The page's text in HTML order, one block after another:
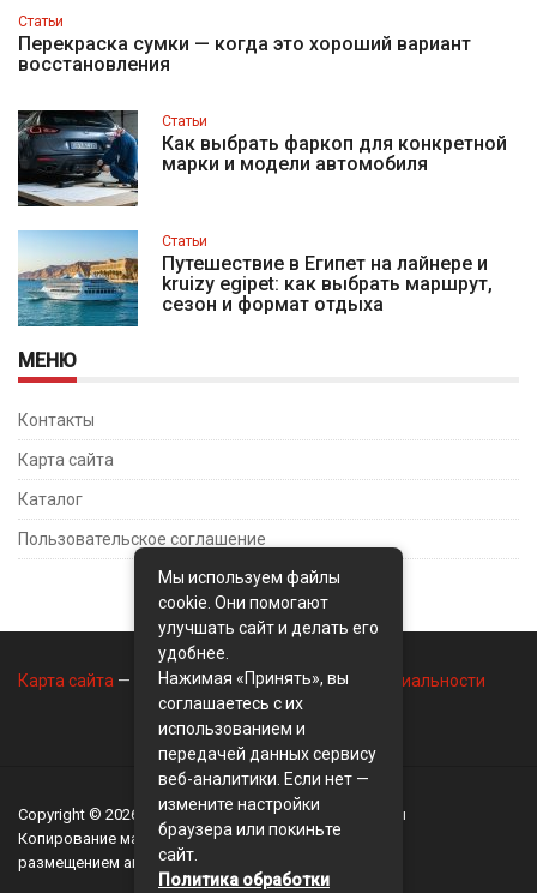
Статьи
Перекраска сумки — когда это хороший вариант
восстановления
Статьи
Как выбрать фаркоп для конкретной
марки и модели автомобиля
Статьи
Путешествие в Египет на лайнере и
kruizy egipet: как выбрать маршрут,
сезон и формат отдыха
МЕНЮ
Контакты
Карта сайта
Каталог
Пользовательское соглашение
Карта сайта — Контакты— Политика конфиденциальности
Copyright © 2026 BusinessMix- Экономика и финансы
Копирование материалов разрешается, только с
размещением активной ссылки на сайт
Мы используем файлы
cookie. Они помогают
улучшать сайт и делать его
удобнее.
Нажимая «Принять», вы
соглашаетесь с их
использованием и
передачей данных сервису
веб-аналитики. Если нет —
измените настройки
браузера или покиньте
сайт.
Политика обработки